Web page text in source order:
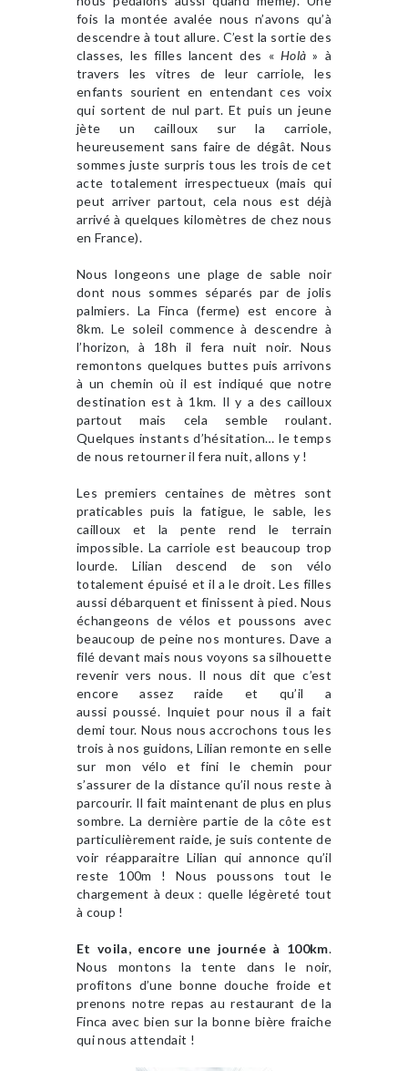
fois la montée avalée nous n’avons qu’à
descendre à tout allure. C’est la sortie des
classes, les filles lancent des « Holà » à
travers les vitres de leur carriole, les
enfants sourient en entendant ces voix
qui sortent de nul part. Et puis un jeune
jète un cailloux sur la carriole,
heureusement sans faire de dégât. Nous
sommes juste surpris tous les trois de cet
acte totalement irrespectueux (mais qui
peut arriver partout, cela nous est déjà
arrivé à quelques kilomètres de chez nous
en France).
Nous longeons une plage de sable noir
dont nous sommes séparés par de jolis
palmiers. La Finca (ferme) est encore à
8km. Le soleil commence à descendre à
l’horizon, à 18h il fera nuit noir. Nous
remontons quelques buttes puis arrivons
à un chemin où il est indiqué que notre
destination est à 1km. Il y a des cailloux
partout mais cela semble roulant.
Quelques instants d’hésitation… le temps
de nous retourner il fera nuit, allons y !
Les premiers centaines de mètres sont
praticables puis la fatigue, le sable, les
cailloux et la pente rend le terrain
impossible. La carriole est beaucoup trop
lourde. Lilian descend de son vélo
totalement épuisé et il a le droit. Les filles
aussi débarquent et finissent à pied. Nous
échangeons de vélos et poussons avec
beaucoup de peine nos montures. Dave a
filé devant mais nous voyons sa silhouette
revenir vers nous. Il nous dit que c’est
encore assez raide et qu’il a
aussi poussé. Inquiet pour nous il a fait
demi tour. Nous nous accrochons tous les
trois à nos guidons, Lilian remonte en selle
sur mon vélo et fini le chemin pour
s’assurer de la distance qu’il nous reste à
parcourir. Il fait maintenant de plus en plus
sombre. La dernière partie de la côte est
particulièrement raide, je suis contente de
voir réapparaitre Lilian qui annonce qu’il
reste 100m ! Nous poussons tout le
chargement à deux : quelle légèreté tout
à coup !
Et voila, encore une journée à 100km.
Nous montons la tente dans le noir,
profitons d’une bonne douche froide et
prenons notre repas au restaurant de la
Finca avec bien sur la bonne bière fraiche
qui nous attendait !